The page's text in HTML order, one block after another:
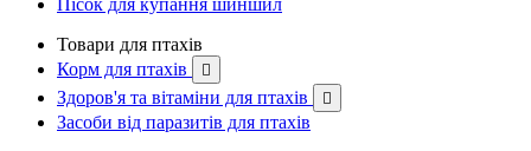
Пісок для купання шиншил
Товари для птахів
Корм для птахів

Здоров'я та вітаміни для птахів 
Засоби від паразитів для птахів